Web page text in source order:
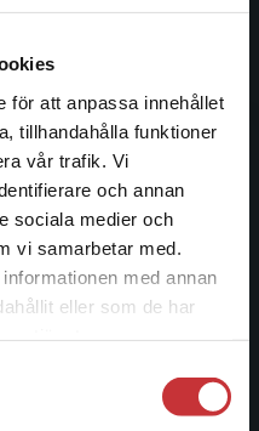
för att anpassa innehållet
tillhandahålla funktioner
vår trafik. Vi
och annan
sociala medier och
vi samarbetar med.
med annan
eller som de har
utanför Sverige.
utanför Sverige. För